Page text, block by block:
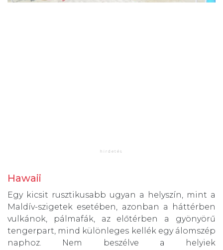
Hawaii
Egy kicsit rusztikusabb ugyan a helyszín, mint a
Maldív-szigetek esetében, azonban a háttérben
vulkánok, pálmafák, az előtérben a gyönyörű
tengerpart, mind különleges kellék egy álomszép
naphoz. Nem beszélve a helyiek